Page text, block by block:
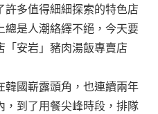
多值得細細探索的特色店
總是人潮絡繹不絕，今天要
安岩」豬肉湯飯專賣店
國嶄露頭角，也連續兩年
，到了用餐尖峰時段，排隊